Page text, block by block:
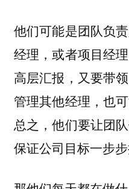
他们可能是团队负
经理，或者项目经
高层汇报，又要带
管理其他经理，也
总之，他们要让团
保证公司目标一步步